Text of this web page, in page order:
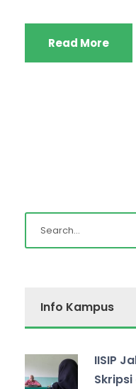
Read More
Info Kampus
IISIP